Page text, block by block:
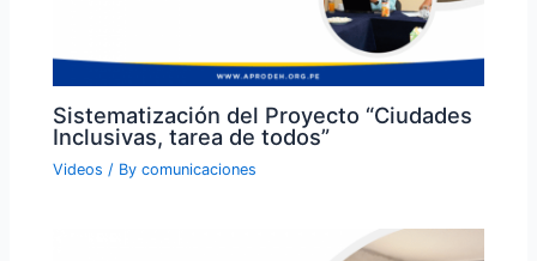
Sistematización del Proyecto “Ciudades
Inclusivas, tarea de todos”
Videos / Bycomunicaciones